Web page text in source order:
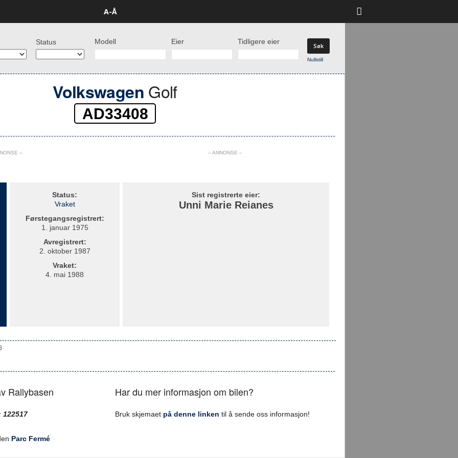
A-Å
Status Modell Eier Tidligere eier
Nullstill
Volkswagen Golf
AD33408
– – ANNONSE –
Status:
Vraket
Førstegangsregistrert:
1. januar 1975
Avregistrert:
2. oktober 1987
Vraket:
4. mai 1988
Sist registrerte eier:
Unni Marie Reianes
Rallybasen
122517
Parc Fermé
Har du mer informasjon om bilen?
Bruk skjemaet på denne linken til å sende oss informasjon!